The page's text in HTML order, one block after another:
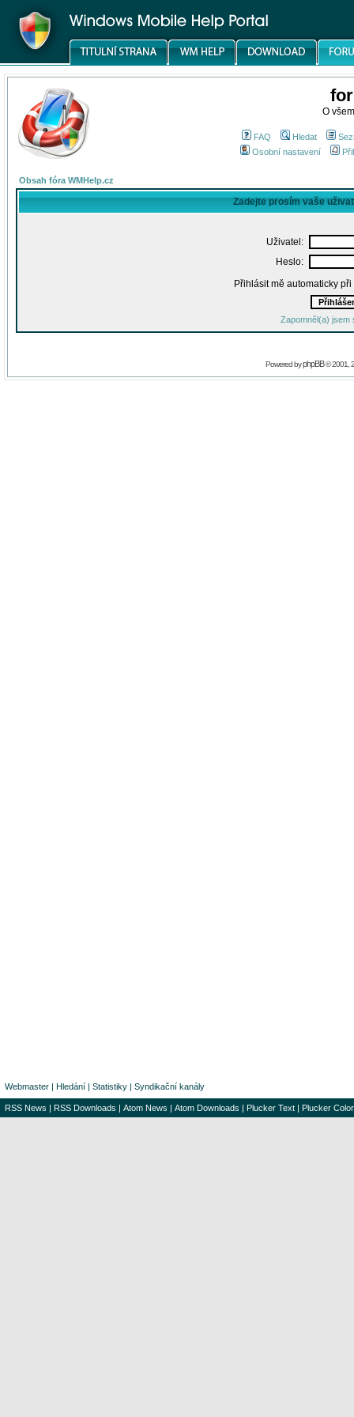
O
FAQ Hledat
Osobní nastavení
Obsah fóra WMHelp.cz
Zadejte prosím vaše
Uživatel:
Heslo:
Přihlásit mě automaticky
Zapomněl(a) jsem
Powered byphpBB© 2001,
Webmaster | Hledání | Statistiky | Syndikační kanály
RSS News | RSS Downloads | Atom News | Atom Downloads | Plucker Text | Plucker Color